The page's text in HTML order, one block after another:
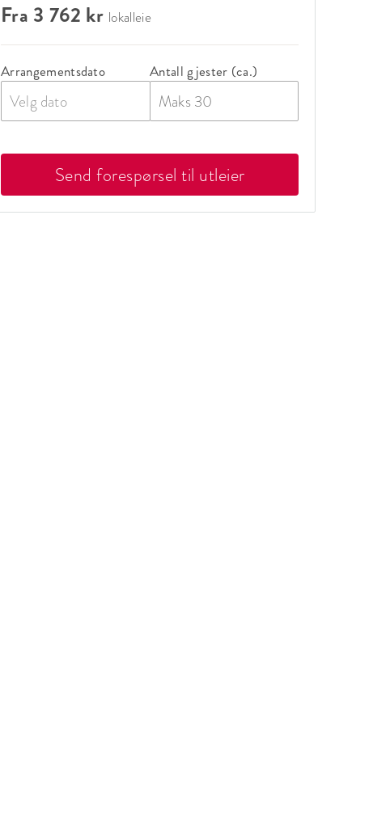
Fra 3 762 kr lokalleie
Arrangementsdato
Velg dato
Antall gjester (ca.)
Send forespørsel til utleier